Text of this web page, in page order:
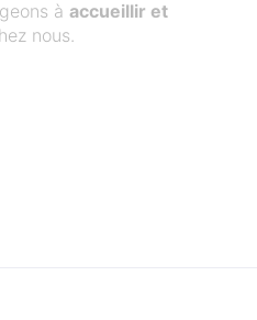
à accueillir et
nous.